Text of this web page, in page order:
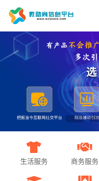
生活服务 商务服务